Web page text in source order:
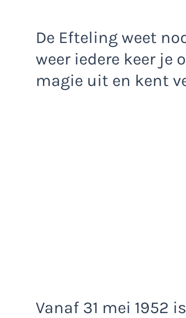
De Efteling weet
weer iedere keer
magie uit en kent
Vanaf 31 mei 1952